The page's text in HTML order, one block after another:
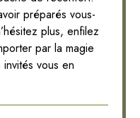
préparés vous-
plus, enfilez
par la magie
vous en